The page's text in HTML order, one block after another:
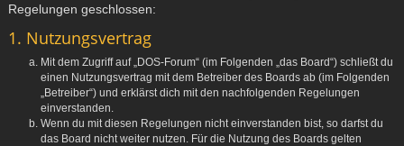
Regelungen geschlossen:
1. Nutzungsvertrag
Mit dem Zugriff auf „DOS-Forum“ (im Folgenden „das Board“) schließt du
einen Nutzungsvertrag mit dem Betreiber des Boards ab (im Folgenden
„Betreiber“) und erklärst dich mit den nachfolgenden Regelungen
einverstanden.
Wenn du mit diesen Regelungen nicht einverstanden bist, so darfst du
das Board nicht weiter nutzen. Für die Nutzung des Boards gelten